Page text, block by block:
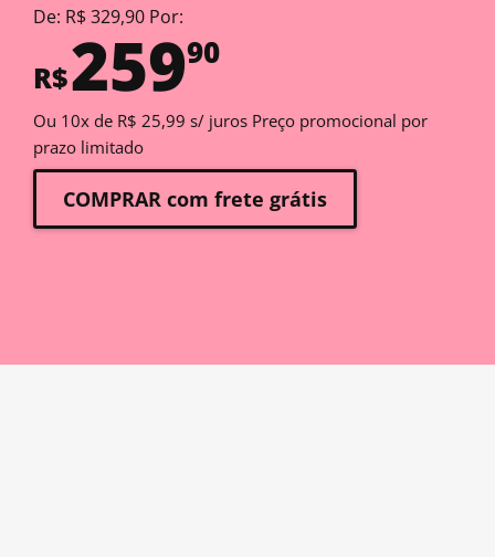
De: R$ 329,90 Por:
R$25990
Ou 10x de R$ 25,99 s/ juros Preço promocional por
prazo limitado
COMPRAR com frete grátis